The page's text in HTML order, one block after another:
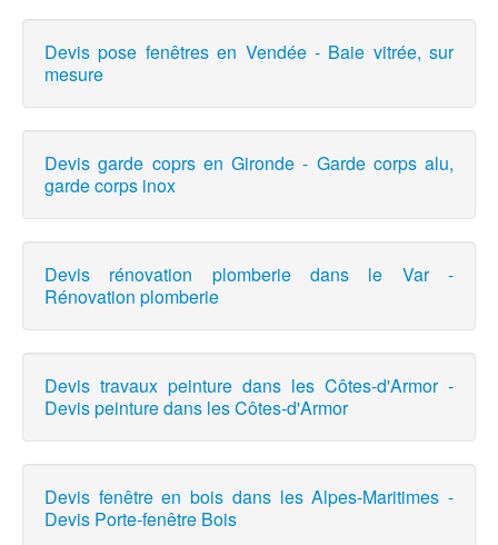
Devis pose fenêtres en Vendée - Baie vitrée, sur
mesure
Devis garde coprs en Gironde - Garde corps alu,
garde corps inox
Devis rénovation plomberie dans le Var -
Rénovation plomberie
Devis travaux peinture dans les Côtes-d'Armor -
Devis peinture dans les Côtes-d'Armor
Devis fenêtre en bois dans les Alpes-Maritimes -
Devis Porte-fenêtre Bois